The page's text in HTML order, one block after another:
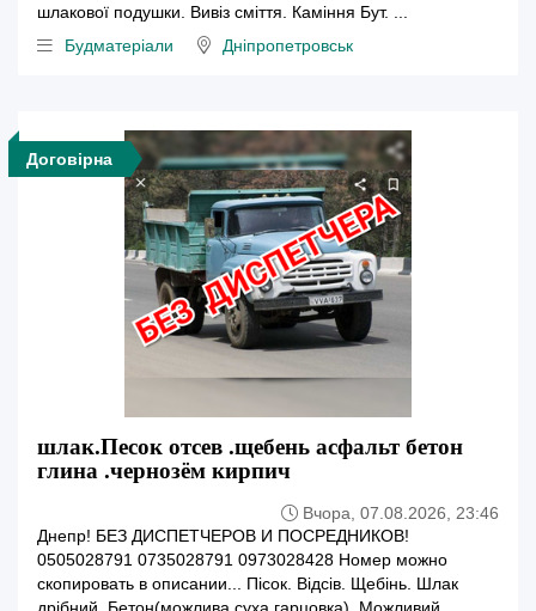
шлакової подушки. Вивіз сміття. Каміння Бут. ...
Будматеріали
Дніпропетровськ
Договірна
шлак.Песок отсев .щебень асфальт бетон
глина .чернозём кирпич
Вчора, 07.08.2026, 23:46
Днепр! БЕЗ ДИСПЕТЧЕРОВ И ПОСРЕДНИКОВ!
0505028791 0735028791 0973028428 Номер можно
скопировать в описании... Пісок. Відсів. Щебінь. Шлак
дрібний. Бетон(можлива суха гарцовка). Можливий